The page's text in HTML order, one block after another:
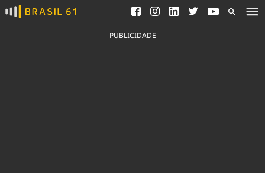
Ver todas as notícias
Saneamento
Indicadores
PUBLICIDADE